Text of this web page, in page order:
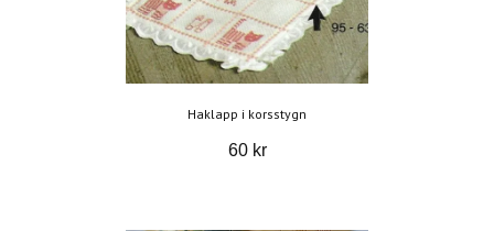
Haklapp i korsstygn
60 kr